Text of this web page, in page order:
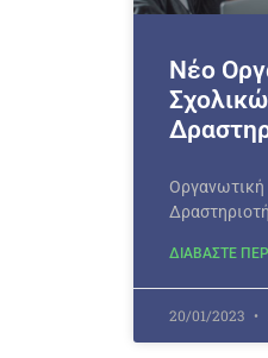
Νέο
Οργανωτική
ΔΙΑΒΑΣΤΕ
20/01/2023